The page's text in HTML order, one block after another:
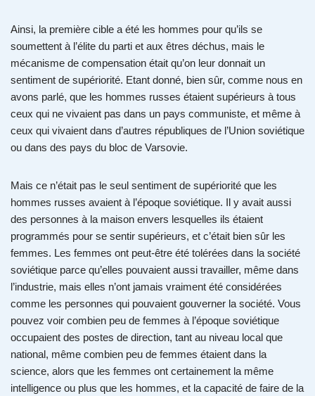
Ainsi, la première cible a été les hommes pour qu’ils se
soumettent à l’élite du parti et aux êtres déchus, mais le
mécanisme de compensation était qu’on leur donnait un
sentiment de supériorité. Etant donné, bien sûr, comme nous en
avons parlé, que les hommes russes étaient supérieurs à tous
ceux qui ne vivaient pas dans un pays communiste, et même à
ceux qui vivaient dans d’autres républiques de l’Union soviétique
ou dans des pays du bloc de Varsovie.
Mais ce n’était pas le seul sentiment de supériorité que les
hommes russes avaient à l’époque soviétique. Il y avait aussi
des personnes à la maison envers lesquelles ils étaient
programmés pour se sentir supérieurs, et c’était bien sûr les
femmes. Les femmes ont peut-être été tolérées dans la société
soviétique parce qu’elles pouvaient aussi travailler, même dans
l’industrie, mais elles n’ont jamais vraiment été considérées
comme les personnes qui pouvaient gouverner la société. Vous
pouvez voir combien peu de femmes à l’époque soviétique
occupaient des postes de direction, tant au niveau local que
national, même combien peu de femmes étaient dans la
science, alors que les femmes ont certainement la même
intelligence ou plus que les hommes, et la capacité de faire de la